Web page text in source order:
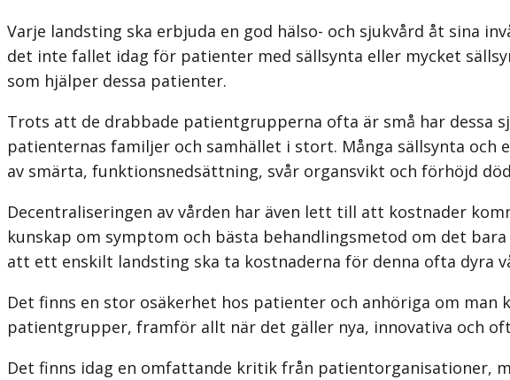
Varje landsting ska erbjuda en god hälso- och sjukvård åt sina
det inte fallet idag för patienter med sällsynta eller mycket
som hjälper dessa patienter.
Trots att de drabbade patientgrupperna ofta är små har dessa
patienternas familjer och samhället i stort. Många sällsynta och
av smärta, funktionsnedsättning, svår organsvikt och förhöjd
Decentraliseringen av vården har även lett till att kostnader
kunskap om symptom och bästa behandlingsmetod om det
att ett enskilt landsting ska ta kostnaderna för denna ofta dyra
Det finns en stor osäkerhet hos patienter och anhöriga om
patientgrupper, framför allt när det gäller nya, innovativa och
Det finns idag en omfattande kritik från patientorganisationer,